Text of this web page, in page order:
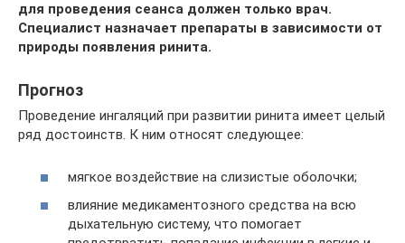
для проведения сеанса должен только врач.
Специалист назначает препараты в зависимости от
природы появления ринита.
Прогноз
Проведение ингаляций при развитии ринита имеет целый
ряд достоинств. К ним относят следующее:
мягкое воздействие на слизистые оболочки;
влияние медикаментозного средства на всю
дыхательную систему, что помогает